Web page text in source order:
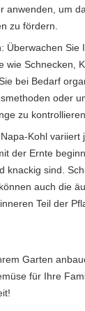
anwenden, um
zu fördern.
Überwachen Sie
wie Schnecken,
bei Bedarf
oder
zu kontrollieren.
Kohl variiert
der Ernte
knackig sind.
auch die
Teil der
Garten
für Ihre